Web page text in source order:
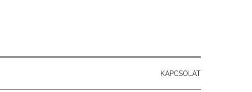
KAPCSOLAT